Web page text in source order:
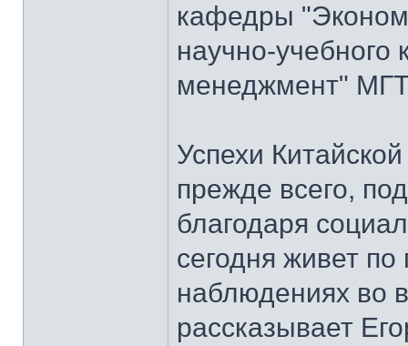
кафедры
научно-
менеджмент"
Успехи
прежде всего,
благодаря
сегодня живет
наблюдениях во
рассказывает